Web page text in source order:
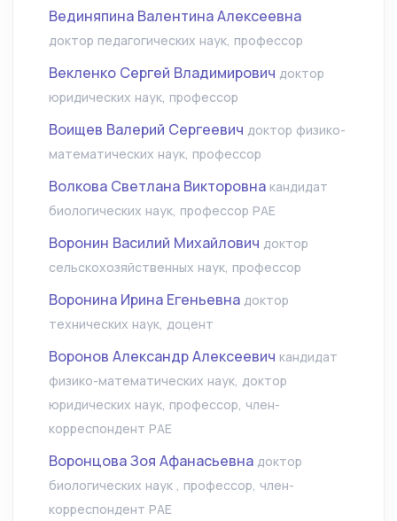
Вединяпина Валентина Алексеевна
доктор педагогических наук, профессор
Векленко Сергей Владимирович доктор
юридических наук, профессор
Воищев Валерий Сергеевич доктор физико-
математических наук, профессор
Волкова Светлана Викторовна кандидат
биологических наук, профессор РАЕ
Воронин Василий Михайлович доктор
сельскохозяйственных наук, профессор
Воронина Ирина Егеньевна доктор
технических наук, доцент
Воронов Александр Алексеевич кандидат
физико-математических наук, доктор
юридических наук, профессор, член-
корреспондент РАЕ
Воронцова Зоя Афанасьевна доктор
биологических наук , профессор, член-
корреспондент РАЕ